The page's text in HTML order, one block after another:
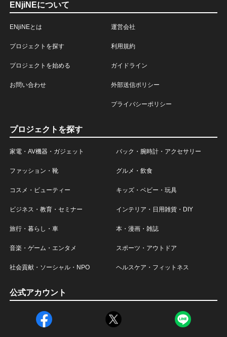
ENjiNEについて
ENjiNEとは
プロジェクトを探す
プロジェクトを始める
お問い合わせ
運営会社
利用規約
ガイドライン
外部送信ポリシー
プライバシーポリシー
プロジェクトを探す
家電・AV機器・ガジェット バック・腕時計・アクセサリー
ファッション・靴 グルメ・飲食
コスメ・ビューティー キッズ・ベビー・玩具
ビジネス・教育・セミナー インテリア・日用雑貨・DIY
旅行・暮らし・車 本・漫画・雑誌
音楽・ゲーム・エンタメ スポーツ・アウトドア
社会貢献・ソーシャル・NPO ヘルスケア・フィットネス
公式アカウント